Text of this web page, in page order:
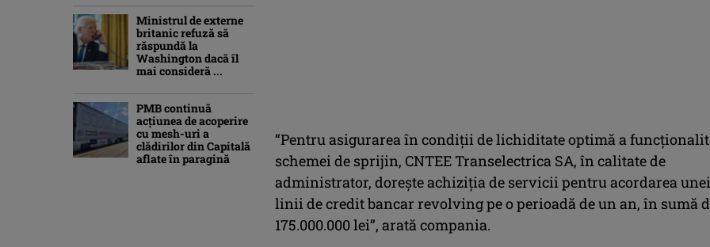
“Pentru asigurarea în condiții de lichiditate optimă a
schemei de sprijin, CNTEE Transelectrica SA, în calitate de
administrator, dorește achiziția de servicii pentru acordarea unei
linii de credit bancar revolving pe o perioadă de un an, în sumă
175.000.000 lei”, arată compania.
Ministrul de externe
britanic refuză să
răspundă la
Washington dacă îl
mai consideră ...
PMB continuă
acțiunea de acoperire
cu mesh-uri a
clădirilor din Capitală
aflate în paragină